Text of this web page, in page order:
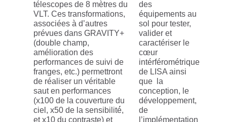
télescopes de 8 mètres du
VLT. Ces transformations,
associées à d’autres
prévues dans GRAVITY+
(double champ,
amélioration des
performances de suivi de
franges, etc.) permettront
de réaliser un véritable
saut en performances
(x100 de la couverture du
ciel, x50 de la sensibilité́,
et x10 du contraste) et
des
équipements au
sol pour tester,
valider et
caractériser le
cœur
intérférométrique
de LISA ainsi
que la
conception, le
développement,
de
l’implémentation